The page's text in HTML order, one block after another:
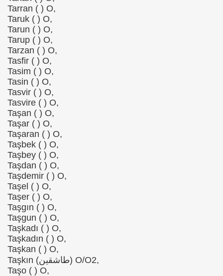
Tarran ( ) O,
Taruk ( ) O,
Tarun ( ) O,
Tarup ( ) O,
Tarzan ( ) O,
Tasfir ( ) O,
Tasim ( ) O,
Tasin ( ) O,
Tasvir ( ) O,
Tasvire ( ) O,
Taşan ( ) O,
Taşar ( ) O,
Taşaran ( ) O,
Taşbek ( ) O,
Taşbey ( ) O,
Taşdan ( ) O,
Taşdemir ( ) O,
Taşel ( ) O,
Taşer ( ) O,
Taşgın ( ) O,
Taşgun ( ) O,
Taşkadı ( ) O,
Taşkadın ( ) O,
Taşkan ( ) O,
Taşkın (طاشقین) O/O2,
Taşo ( ) O,